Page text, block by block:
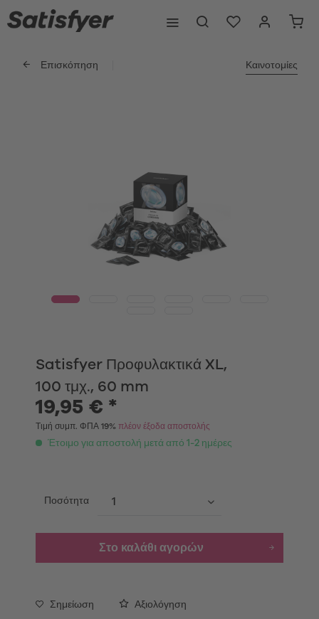
Επισκόπηση Καινοτομίες
Satisfyer Προφυλακτικά XL,
100 τμχ., 60 mm
19,95 € *
Τιμή συμπ. ΦΠΑ 19% πλέον έξοδα αποστολής
Έτοιμο για αποστολή μετά από 1-2 ημέρες
Ποσότητα
Στο καλάθι αγορών
Σημείωση Αξιολόγηση